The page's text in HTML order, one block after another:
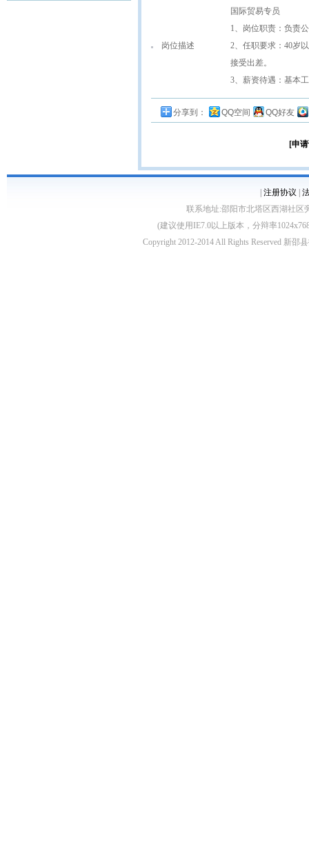
岗位描述
国际贸易专员
1、岗位职责：负责
2、任职要求：40岁
接受出差。
3、薪资待遇：基本
分享到： QQ空间 QQ好友
[申
注册协议
联系地址:邵阳市北塔区西湖社区
(建议使用IE7.0以上版本，分辩率
Copyright 2012-2014 All Rights Reserved 新